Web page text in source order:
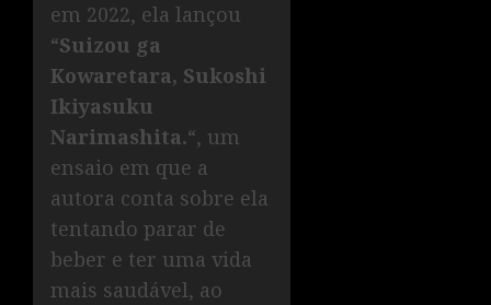
em 2022, ela lançou
“Suizou ga
Kowaretara, Sukoshi
Ikiyasuku
Narimashita.“, um
ensaio em que a
autora conta sobre ela
tentando parar de
beber e ter uma vida
mais saudável, ao